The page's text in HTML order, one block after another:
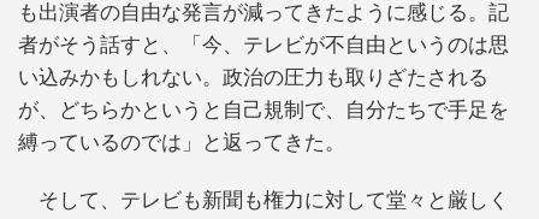
も出演者の自由な発言が減ってきたように感じる。記
者がそう話すと、「今、テレビが不自由というのは思
い込みかもしれない。政治の圧力も取りざたされる
が、どちらかというと自己規制で、自分たちで手足を
縛っているのでは」と返ってきた。
そして、テレビも新聞も権力に対して堂々と厳しく